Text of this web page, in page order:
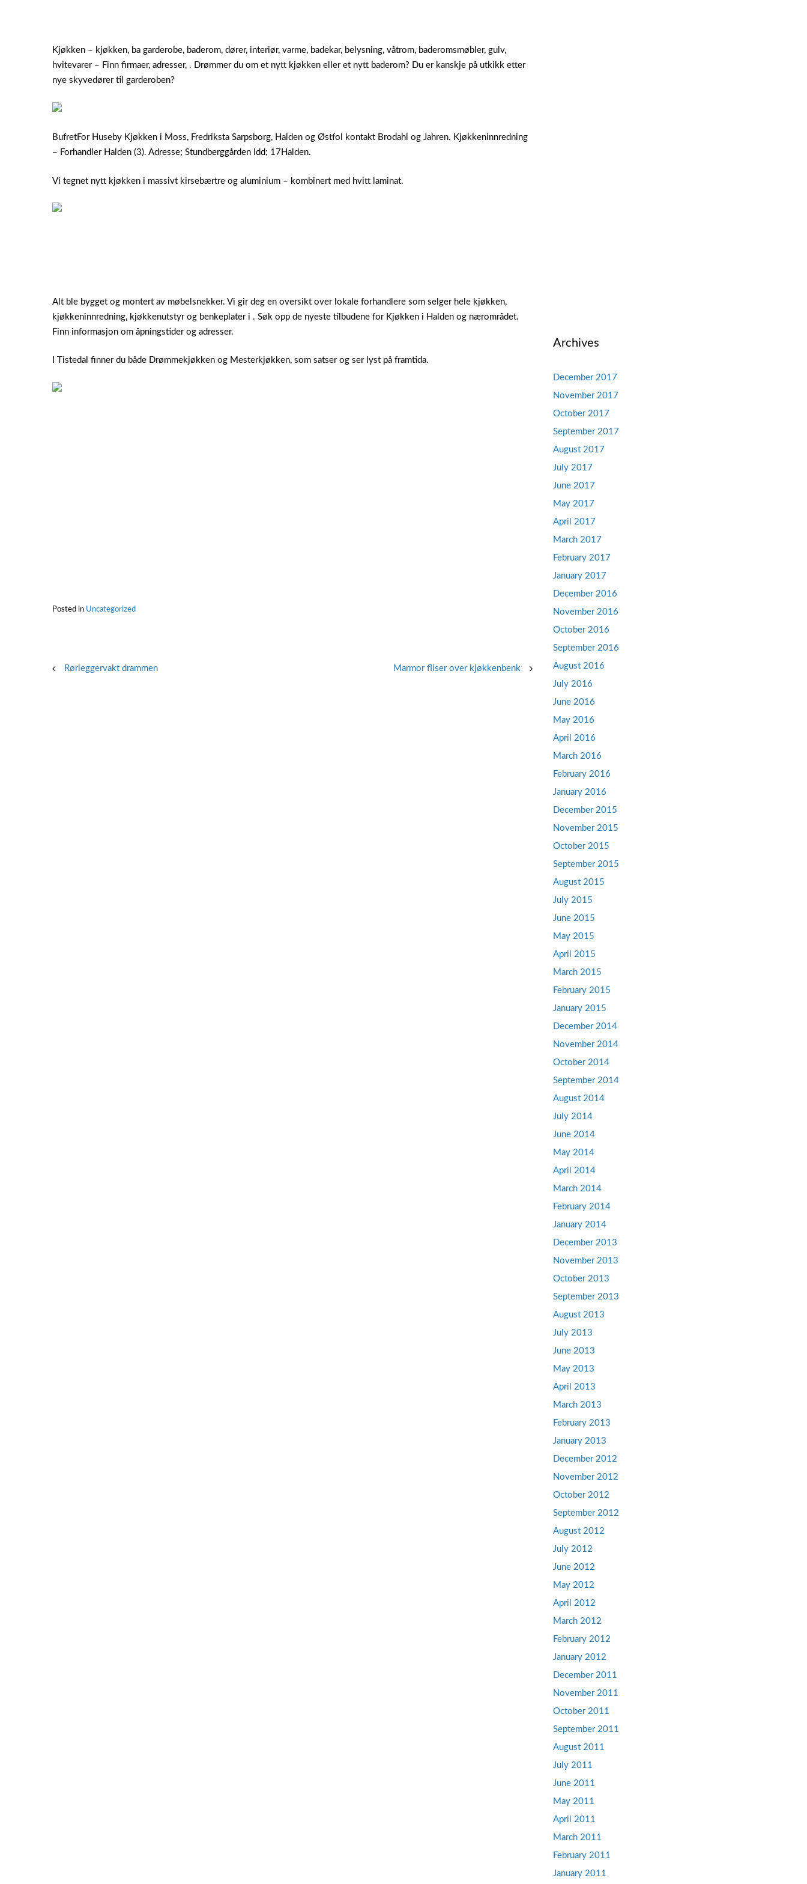
Kjøkken – kjøkken, ba garderobe, baderom, dører, interiør, varme, badekar, belysning, våtrom, baderomsmøbler, gulv,
hvitevarer – Finn firmaer, adresser, . Drømmer du om et nytt kjøkken eller et nytt baderom? Du er kanskje på utkikk etter
nye skyvedører til garderoben?
BufretFor Huseby Kjøkken i Moss, Fredriksta Sarpsborg, Halden og Østfol kontakt Brodahl og Jahren. Kjøkkeninnredning
– Forhandler Halden (3). Adresse; Stundberggården Idd; 17Halden.
Vi tegnet nytt kjøkken i massivt kirsebærtre og aluminium – kombinert med hvitt laminat.
Alt ble bygget og montert av møbelsnekker. Vi gir deg en oversikt over lokale forhandlere som selger hele kjøkken,
kjøkkeninnredning, kjøkkenutstyr og benkeplater i . Søk opp de nyeste tilbudene for Kjøkken i Halden og nærområdet.
Finn informasjon om åpningstider og adresser.
I Tistedal finner du både Drømmekjøkken og Mesterkjøkken, som satser og ser lyst på framtida.
Posted in Uncategorized
PostRørleggervakt drammen Marmor fliser over kjøkkenbenk
Archives
December 2017
November 2017
October 2017
September 2017
August 2017
July 2017
June 2017
May 2017
April 2017
March 2017
February 2017
January 2017
December 2016
November 2016
October 2016
September 2016
August 2016
July 2016
June 2016
May 2016
April 2016
March 2016
February 2016
January 2016
December 2015
November 2015
October 2015
September 2015
August 2015
July 2015
June 2015
May 2015
April 2015
March 2015
February 2015
January 2015
December 2014
November 2014
October 2014
September 2014
August 2014
July 2014
June 2014
May 2014
April 2014
March 2014
February 2014
January 2014
December 2013
November 2013
October 2013
September 2013
August 2013
July 2013
June 2013
May 2013
April 2013
March 2013
February 2013
January 2013
December 2012
November 2012
October 2012
September 2012
August 2012
July 2012
June 2012
May 2012
April 2012
March 2012
February 2012
January 2012
December 2011
November 2011
October 2011
September 2011
August 2011
July 2011
June 2011
May 2011
April 2011
March 2011
February 2011
January 2011